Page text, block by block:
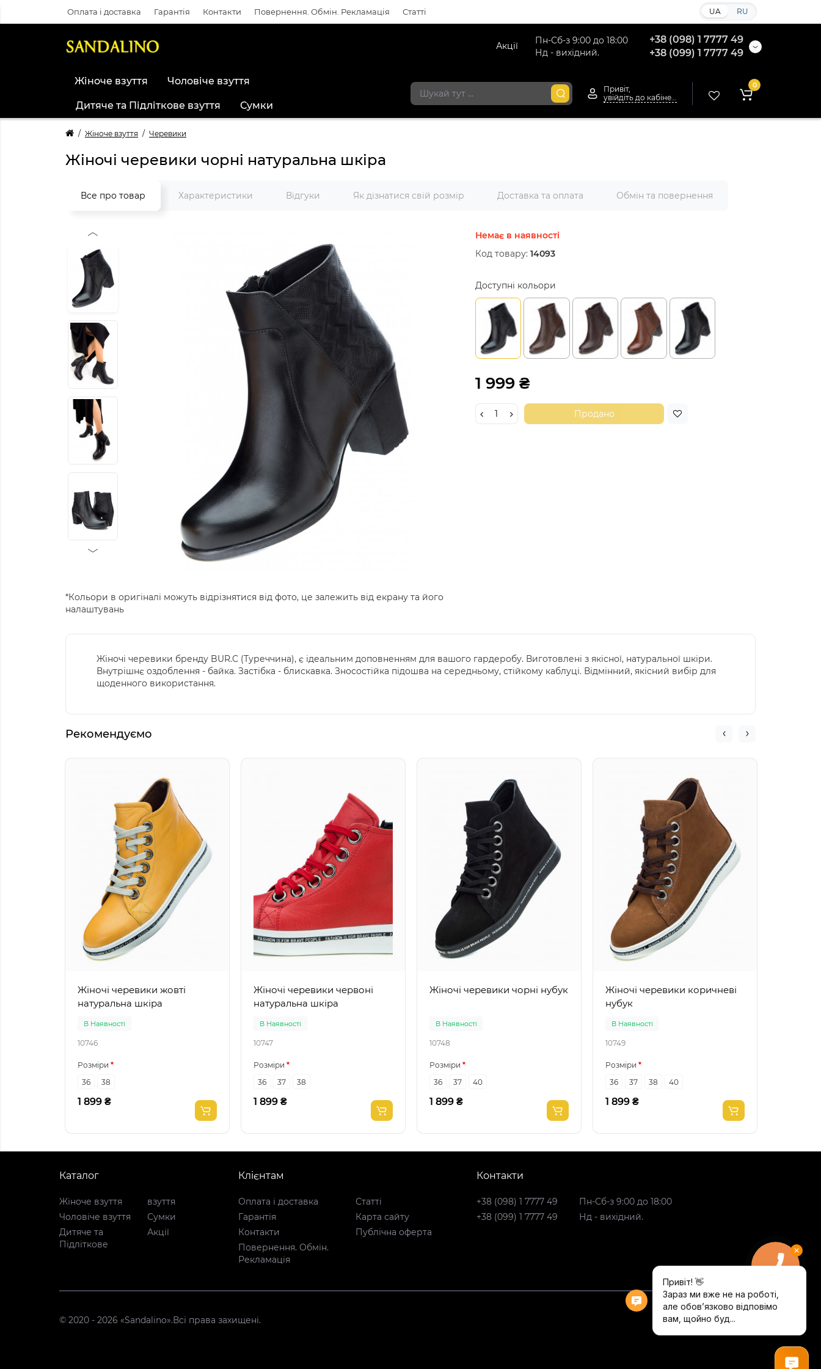
Оплата і доставка Гарантія Контакти Повернення. Обмін. Рекламація Статті UA RU
Пн-Сб-з 9:00 до 18:00
Нд - вихідний.
+38 (098) 1 7777 49
+38 (099) 1 7777 49
Акції
Жіноче взуття Чоловіче взуття
Дитяче та Підліткове взуття Сумки
Привіт,
0
Жіноче взуття Черевики
Жіночі черевики чорні натуральна шкіра
Все про товар Характеристики Відгуки Як дізнатися свій розмір Доставка та оплата Обмін та повернення
*Кольори в оригіналі можуть відрізнятися від фото, це залежить від екрану та його
налаштувань
Немає в наявності
Код товару: 14093
Доступні кольори
1 999 ₴
Продано
Жіночі черевики бренду BUR.C (Туреччина), є ідеальним доповненням для вашого гардеробу. Виготовлені з якісної, натуральної шкіри.
Внутрішнє оздоблення - байка. Застібка - блискавка. Зносостійка підошва на середньому, стійкому каблуці. Відмінний, якісний вибір для
щоденного використання.
Рекомендуємо
Жіночі черевики жовті
натуральна шкіра
В Наявності
10746
Розміри
36
38
1 899 ₴
Жіночі черевики червоні
натуральна шкіра
В Наявності
10747
Розміри
36
37 38
1 899 ₴
Жіночі черевики чорні нубук
В Наявності
10748
Розміри
36
37 40
1 899 ₴
Жіночі черевики коричневі
нубук
В Наявності
10749
Розміри
36
37 38 40
1 899 ₴
Каталог
Жіноче взуття
Чоловіче взуття
Дитяче та
Підліткове
взуття
Сумки
Акції
Клієнтам
Оплата і доставка
Гарантія
Контакти
Повернення. Обмін.
Рекламація
Статті
Карта сайту
Публічна оферта
Контакти
+38 (098) 1 7777 49
+38 (099) 1 7777 49
Пн-Сб-з 9:00 до 18:00
Нд - вихідний.
© 2020 - 2026 «Sandalino».Всі права захищені.